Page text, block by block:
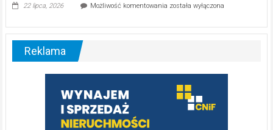
22 lipca, 2026 Możliwość komentowania Ekologiczne
–
warto
poznać
[fotorelacja]
została wyłączona
Reklama